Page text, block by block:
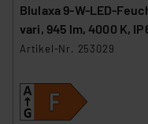
Blulaxa 9-W-LED-
vari, 945 lm, 4000 K,
Artikel-Nr. 253029